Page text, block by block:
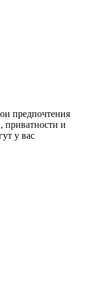
предпочтения
приватности и
у вас